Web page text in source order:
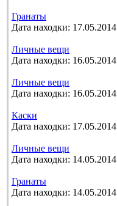
Гранаты
Дата находки: 17.05.2014
Личные вещи
Дата находки: 16.05.2014
Личные вещи
Дата находки: 16.05.2014
Каски
Дата находки: 17.05.2014
Личные вещи
Дата находки: 14.05.2014
Гранаты
Дата находки: 14.05.2014